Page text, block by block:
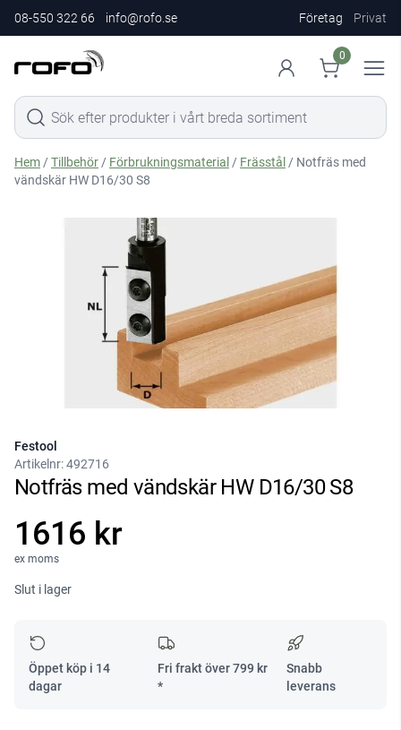
08-550 322 66 info@rofo.se Företag Privat
0
Hem /Tillbehör / Förbrukningsmaterial / Frässtål / Notfräs med
vändskär HW D16/30 S8
Festool
Artikelnr:492716
Notfräs med vändskär HW D16/30 S8
1616 kr
ex moms
Slut i lager
Öppet köp i 14
dagar
Fri frakt över799 kr
*
Snabb
leverans